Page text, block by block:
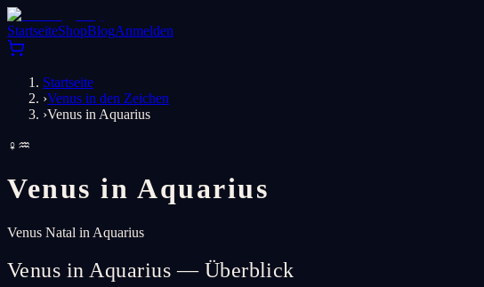
StartseiteShopBlogAnmelden
Startseite
›Venus in den Zeichen
›Venus in Aquarius
♀ ♒
Venus inAquarius
Venus Natal in Aquarius
Venus in Aquarius — Überblick